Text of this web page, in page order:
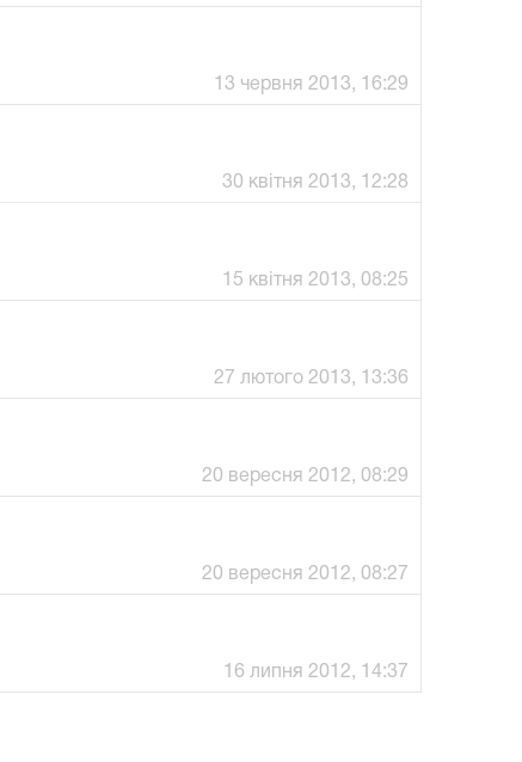
13 червня 2013, 16:29
30 квітня 2013, 12:28
15 квітня 2013, 08:25
27 лютого 2013, 13:36
20 вересня 2012, 08:29
20 вересня 2012, 08:27
16 липня 2012, 14:37